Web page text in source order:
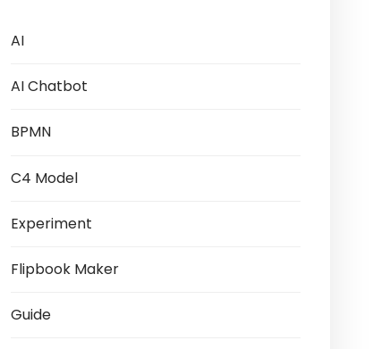
AI
AI Chatbot
BPMN
C4 Model
Experiment
Flipbook Maker
Guide